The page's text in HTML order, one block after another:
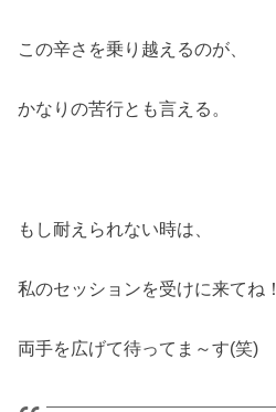
この辛さを乗り越えるのが、
かなりの苦行とも言える。
もし耐えられない時は、
私のセッションを受けに来てね！
両手を広げて待ってま～す(笑)